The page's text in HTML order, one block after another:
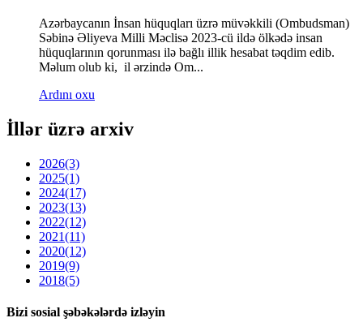
Azərbaycanın İnsan hüquqları üzrə müvəkkili (Ombudsman)
Səbinə Əliyeva Milli Məclisə 2023-cü ildə ölkədə insan
hüquqlarının qorunması ilə bağlı illik hesabat təqdim edib.
Məlum olub ki, il ərzində Om...
Ardını oxu
İllər üzrə arxiv
2026(3)
2025(1)
2024(17)
2023(13)
2022(12)
2021(11)
2020(12)
2019(9)
2018(5)
Bizi sosial şəbəkələrdə izləyin